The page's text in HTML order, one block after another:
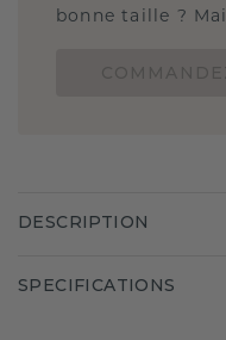
bonne taille ?
DESCRIPTION
SPECIFICATIONS